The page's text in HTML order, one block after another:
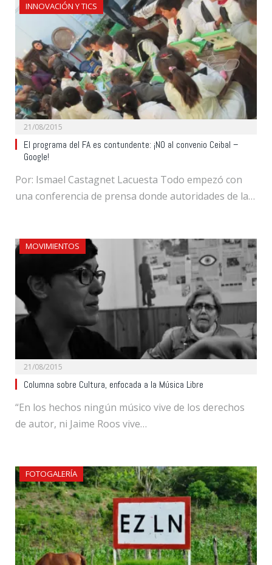
INNOVACIÓN Y TICS
21/08/2015
El programa del FA es contundente: ¡NO al convenio Ceibal –
Google!
Por: Ismael Castagnet Lacuesta Todo empezó con
una conferencia de prensa donde autoridades de la…
MOVIMIENTOS
21/08/2015
Columna sobre Cultura, enfocada a la Música Libre
“En los hechos ningún músico vive de los derechos
de autor, ni Jaime Roos vive…
FOTOGALERÍA